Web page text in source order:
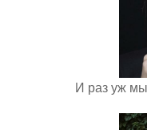
И раз уж